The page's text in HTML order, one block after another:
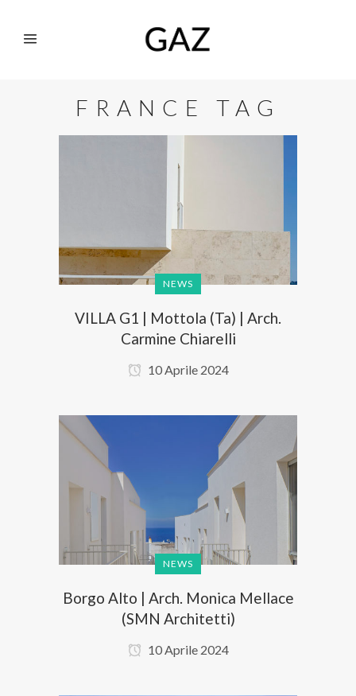
FRANCE TAG
NEWS
VILLA G1 | Mottola (Ta) | Arch.
Carmine Chiarelli
10 Aprile 2024
NEWS
Borgo Alto | Arch. Monica Mellace
(SMN Architetti)
10 Aprile 2024